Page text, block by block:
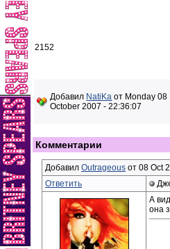
2152
Добавил NatiKa от Monday 08
October 2007 - 22:36:07
Комментарии
Добавил Outrageous от 08 Oct
Ответить
А
она